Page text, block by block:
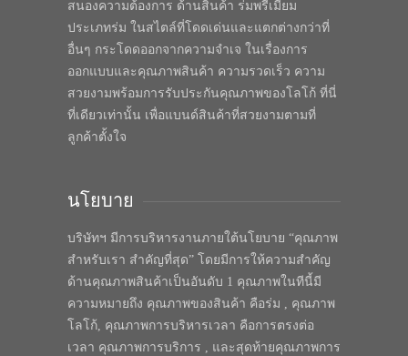
สนองความต้องการ ด้านสินค้า ร่มพรีเมี่ยม
ประเภทร่ม ในสไตล์ที่โดดเด่นและแตกต่างกว่าที่
อื่นๆ กระโดดออกจากความจำเจ ในเรื่องการ
ออกแบบและคุณภาพสินค้า ความรวดเร็ว ความ
สวยงามพร้อมการรับประกันคุณภาพของโลโก้ ที่นี่
ที่เดียวเท่านั้น เพื่อแบนด์สินค้าที่สวยงามตามที่
ลูกค้าตั้งใจ
นโยบาย
บริษัทฯ มีการบริหารงานภายใต้นโยบาย “คุณภาพ
สำหรับเรา สำคัญที่สุด” โดยมีการให้ความสำคัญ
ด้านคุณภาพสินค้าเป็นอันดับ 1 คุณภาพในทีนี้มี
ความหมายถึง คุณภาพของสินค้า คือร่ม , คุณภาพ
โลโก้, คุณภาพการบริหารเวลา คือการตรงต่อ
เวลา คุณภาพการบริการ , และสุดท้ายคุณภาพการ